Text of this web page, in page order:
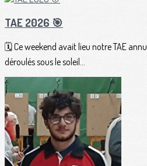
TAE 2026 🎯
🗓️ Ce weekend avait lieu notre TAE
déroulés sous le soleil...